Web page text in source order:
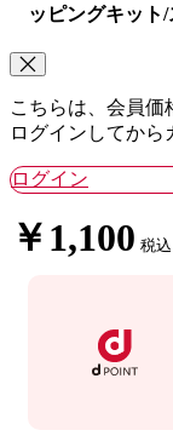
ッピングキット/
こちらは、会員価
ログインしてから
ログイン
￥1,100 税込